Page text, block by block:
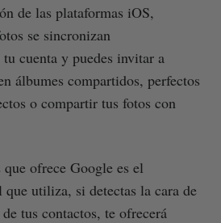
de las plataformas iOS,
se sincronizan
cuenta y puedes invitar a
álbumes compartidos, perfectos
o compartir tus fotos con
ofrece Google es el
utiliza, si detectas la cara de
tus contactos, te ofrecerá